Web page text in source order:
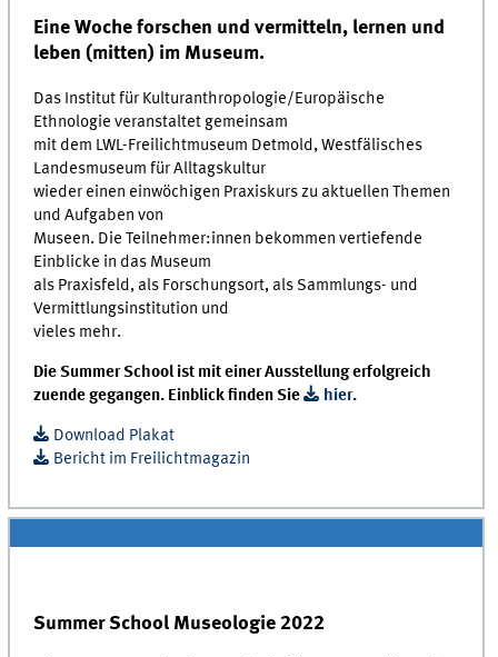
Eine Woche forschen und vermitteln, lernen und
leben (mitten) im Museum.
Das Institut für Kulturanthropologie/Europäische
Ethnologie veranstaltet gemeinsam
mit dem LWL-Freilichtmuseum Detmold, Westfälisches
Landesmuseum für Alltagskultur
wieder einen einwöchigen Praxiskurs zu aktuellen Themen
und Aufgaben von
Museen. Die Teilnehmer:innen bekommen vertiefende
Einblicke in das Museum
als Praxisfeld, als Forschungsort, als Sammlungs- und
Vermittlungsinstitution und
vieles mehr.
Die Summer School ist mit einer Ausstellung erfolgreich
zuende gegangen. Einblick finden Sie
hier.
Download Plakat
Bericht im Freilichtmagazin
Summer School Museologie 2022